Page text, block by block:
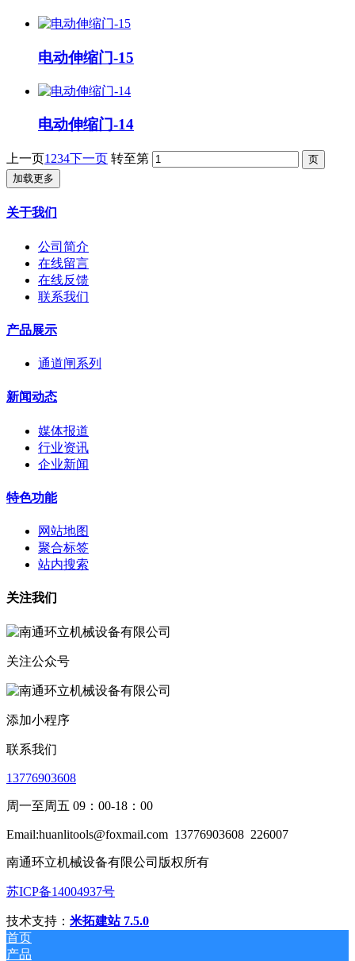
电动伸缩门-15
电动伸缩门-14
上一页1 234下一页 转至第
加载更多
关于我们
公司简介
在线留言
在线反馈
联系我们
产品展示
通道闸系列
新闻动态
媒体报道
行业资讯
企业新闻
特色功能
网站地图
聚合标签
站内搜索
关注我们
关注公众号
添加小程序
联系我们
13776903608
周一至周五 09：00-18：00
Email:huanlitools@foxmail.com 13776903608 226007
南通环立机械设备有限公司版权所有
苏ICP备14004937号
技术支持： 米拓建站 7.5.0
首页
产品